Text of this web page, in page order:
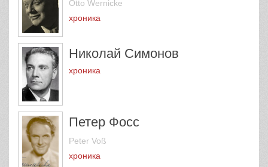
Otto Wernicke
хроника
Николай Симонов
хроника
Петер Фосс
Peter Voß
хроника